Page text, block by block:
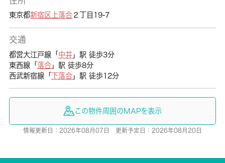
東京都新宿区 上落合２丁目19-7
交通
都営大江戸線「 中井」駅 徒歩3分
東西線「 落合」駅 徒歩8分
西武新宿線「 下落合」駅 徒歩12分
この物件周囲のMAPを表示
情報更新日：2026年08月07日 更新予定日：2026年08月20日